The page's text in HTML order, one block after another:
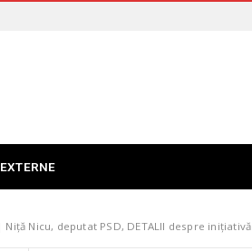
EXTERNE
Nicu, deputat PSD, DETALII despre inițiativă